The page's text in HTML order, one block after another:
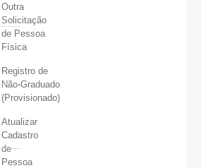
Outra
Solicitação
de Pessoa
Física
Registro de
Não-Graduado
(Provisionado)
Atualizar
Cadastro
de
Pessoa